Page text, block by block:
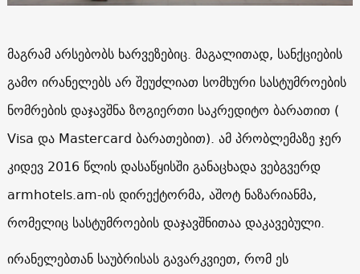
მაგრამ არსებობს ხარვეზებიც. მაგალითად, სანქციების
გამო ირანელებს არ შეუძლიათ სომხური სასტუმროების
ნომრების დაჯავშნა ზოგიერთი საკრედიტო ბარათით (
Visa და Mastercard ბარათებით). ამ პრობლემაზე ჯერ
კიდევ 2016 წლის დასაწყისში განაცხადა ვებგვერდ
armhotels.am-ის დირექტორმა, აშოტ ნაზარიანმა,
რომელიც სასტუმროების დაჯავშნითაა დაკავებული.
ირანელებთან საუბრისას გავარკვიეთ, რომ ეს